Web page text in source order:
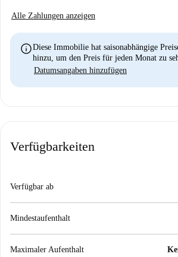
Alle Zahlungen anzeigen
infoDiese Immobilie hat saisonabhängige
hinzu, um den Preis für jeden Monat zu
Datumsangaben hinzufügen
Verfügbarkeiten
Verfügbar ab
Mindestaufenthalt
Maximaler Aufenthalt